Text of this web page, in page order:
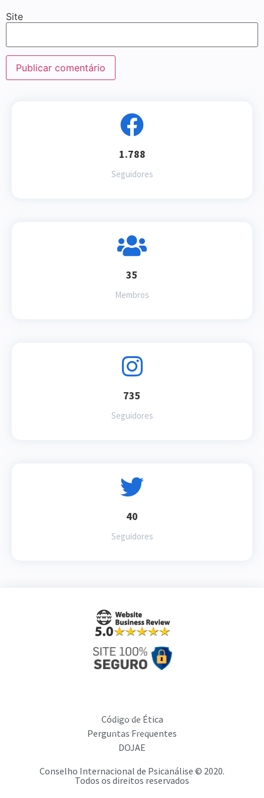
Site
1.788
Seguidores
35
Membros
735
Seguidores
40
Seguidores
Código de Ética
Perguntas Frequentes
DOJAE
Conselho Internacional de Psicanálise © 2020.
Todos os direitos reservados